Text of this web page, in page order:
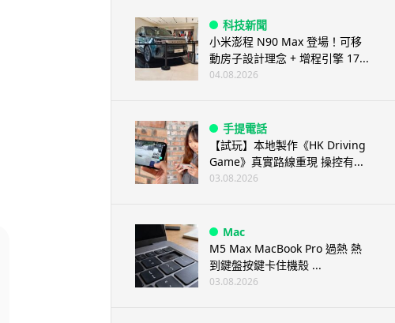
科技新聞
小米澎程 N90 Max 登場！可移
動房子設計理念 + 增程引擎 17...
04.08.2026
手提電話
【試玩】本地製作《HK Driving
Game》真實路線重現 操控有...
03.08.2026
Mac
M5 Max MacBook Pro 過熱 熱
到鍵盤按鍵卡住機殼 ...
03.08.2026